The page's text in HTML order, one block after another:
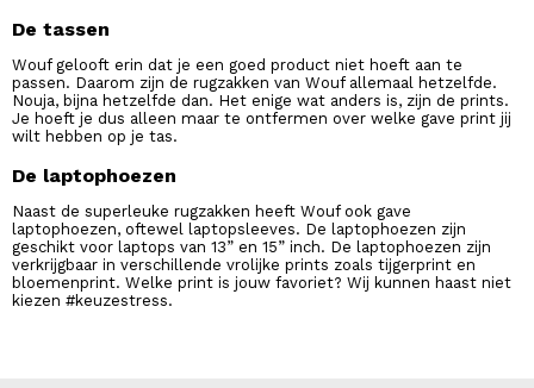
De tassen
Wouf gelooft erin dat je een goed product niet hoeft aan te
passen. Daarom zijn de rugzakken van Wouf allemaal hetzelfde.
Nouja, bijna hetzelfde dan. Het enige wat anders is, zijn de prints.
Je hoeft je dus alleen maar te ontfermen over welke gave print jij
wilt hebben op je tas.
De laptophoezen
Naast de superleuke rugzakken heeft Wouf ook gave
laptophoezen, oftewel laptopsleeves. De laptophoezen zijn
geschikt voor laptops van 13” en 15” inch. De laptophoezen zijn
verkrijgbaar in verschillende vrolijke prints zoals tijgerprint en
bloemenprint. Welke print is jouw favoriet? Wij kunnen haast niet
kiezen #keuzestress.